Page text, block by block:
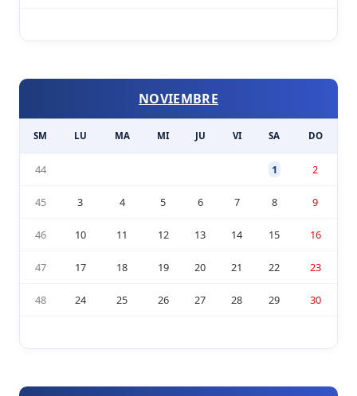
NOVIEMBRE
SM LU MA MI JU VI SA DO
44 1 2
45 3 4 5 6 7 8 9
46 10 11 12 13 14 15 16
47 17 18 19 20 21 22 23
48 24 25 26 27 28 29 30